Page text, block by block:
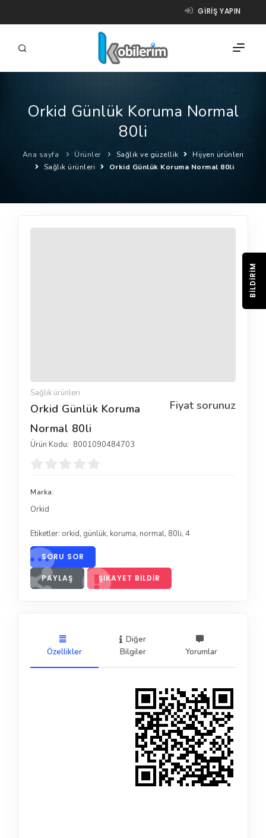
GIRIŞ YAPIN
FIRMALAR
ÜRÜNLER
NASIL ÇALIŞIR?
YARDIM
Orkid Günlük Koruma Normal
80li
Ana sayfa Ürünler Sağlık ve güzellik
Hijyen ürünleri
Sağlık ürünleri
Orkid Günlük Koruma Normal 80li
Sağlık ürünleri
Fiyat sorunuz
Orkid Günlük Koruma
Normal 80li
Ürün Kodu: 8001090484703
Marka:
Orkid
Etiketler: orkid, günlük, koruma, normal, 80li, 4
SORU SOR
PAYLAŞ ŞIKAYET BILDIR
Özellikler
Diğer
Bilgiler
Yorumlar
BILDIRIM